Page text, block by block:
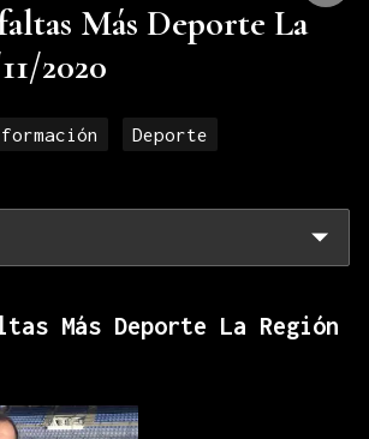
Más Deporte La
2020
Deporte
Más Deporte La Región